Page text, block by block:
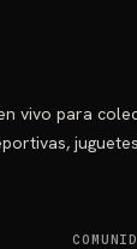
vivo para